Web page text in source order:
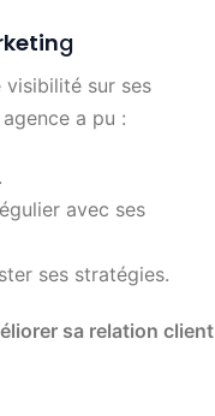
g
visibilité sur ses
a pu :
avec ses
ses stratégies.
sa relation client